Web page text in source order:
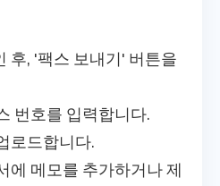
후, '팩스 보내기' 버튼을
번호를 입력합니다.
로드합니다.
에 메모를 추가하거나 제